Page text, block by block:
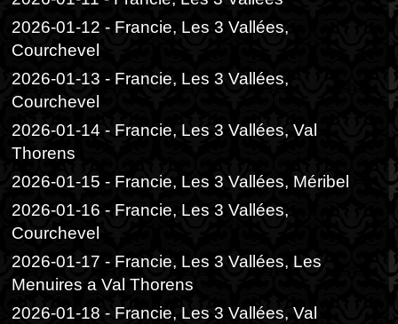
2026-01-12 - Francie, Les 3 Vallées,
Courchevel
2026-01-13 - Francie, Les 3 Vallées,
Courchevel
2026-01-14 - Francie, Les 3 Vallées, Val
Thorens
2026-01-15 - Francie, Les 3 Vallées, Méribel
2026-01-16 - Francie, Les 3 Vallées,
Courchevel
2026-01-17 - Francie, Les 3 Vallées, Les
Menuires a Val Thorens
2026-01-18 - Francie, Les 3 Vallées, Val